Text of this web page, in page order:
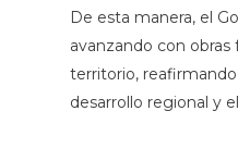
De esta manera, el
avanzando con
territorio,
desarrollo regional y